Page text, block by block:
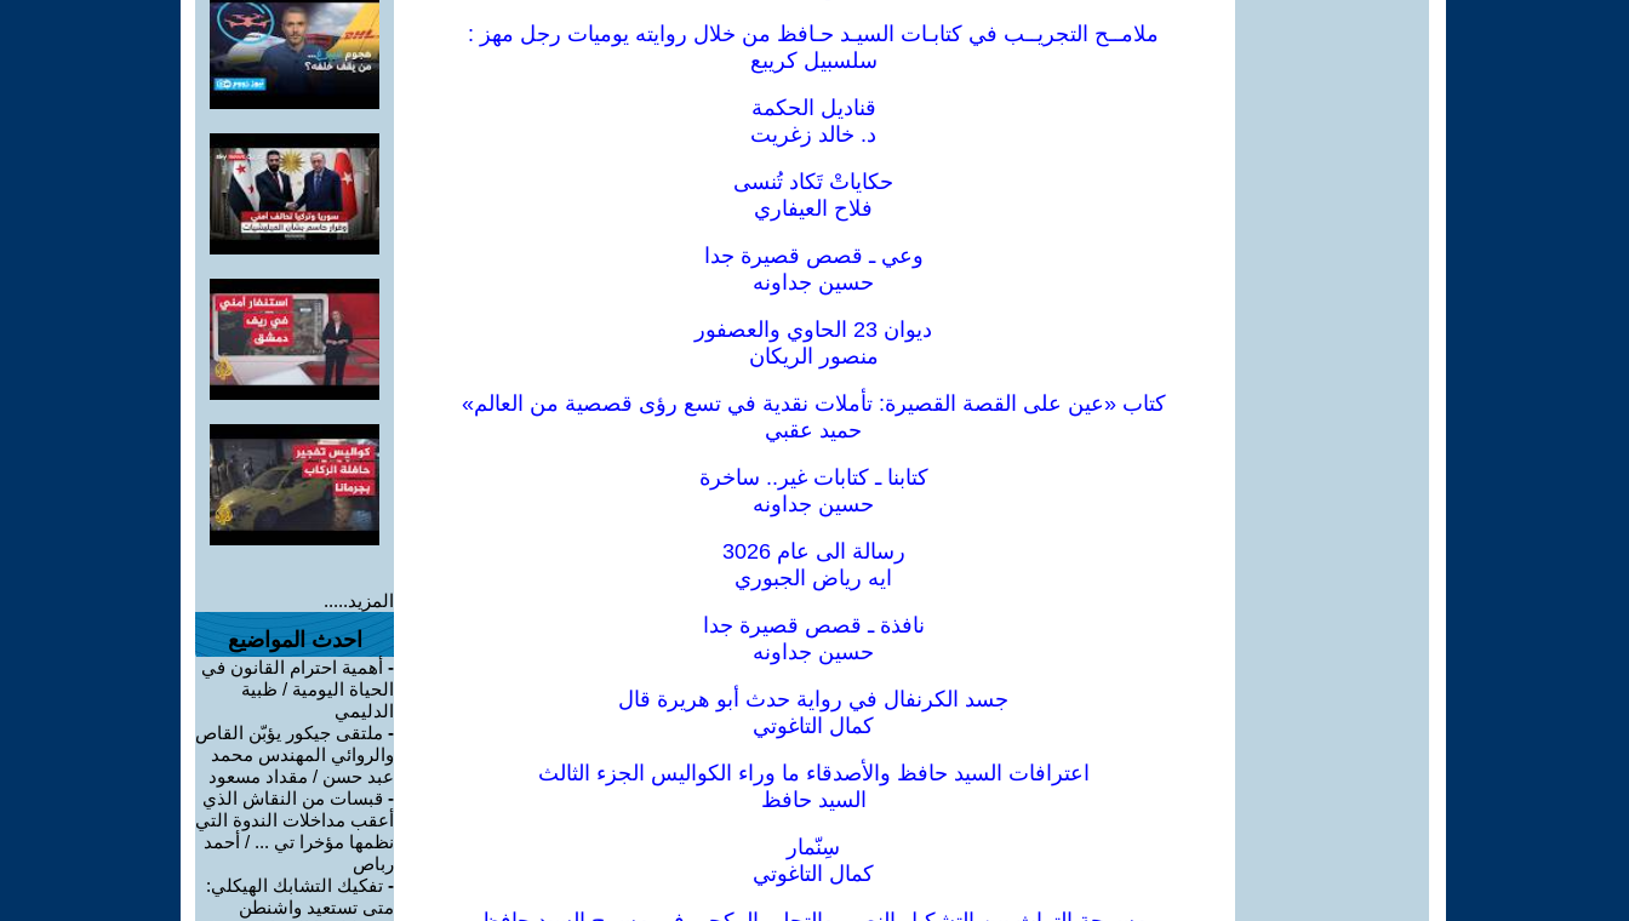
ملامــح التجريــب في كتابـات السيـد حـافظ من خلال روايته يوميات رجل مهز :
سلسبيل كريبع
قناديل الحكمة
د. خالد زغريت
حكاياتْ تَكاد تُنسى
فلاح العيفاري
وعي ـ قصص قصيرة جدا
حسين جداونه
ديوان 23 الحاوي والعصفور
منصور الريكان
كتاب «عين على القصة القصيرة: تأملات نقدية في تسع رؤى قصصية من العالم»
حميد عقبي
كتابنا ـ كتابات غير.. ساخرة
حسين جداونه
رسالة الى عام 3026
ايه رياض الجبوري
نافذة ـ قصص قصيرة جدا
حسين جداونه
جسد الكرنفال في رواية حدث أبو هريرة قال
كمال التاغوتي
اعترافات السيد حافظ والأصدقاء ما وراء الكواليس الجزء الثالث
السيد حافظ
سِنّمار
كمال التاغوتي
المزيد.....
احدث المواضيع
- أهمية احترام القانون في
الحياة اليومية / ظبية
الدليمي
- ملتقى جيكور يؤبّن القاص
والروائي المهندس محمد
عبد حسن / مقداد مسعود
- قبسات من النقاش الذي
أعقب مداخلات الندوة التي
نظمها مؤخرا تي ... / أحمد
رباص
- تفكيك التشابك الهيكلي:
متى تستعيد واشنطن